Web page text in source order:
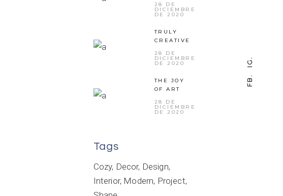
28 DE
DICIEMBRE
DE 2020
TRULY
CREATIVE
28 DE
DICIEMBRE
DE 2020
THE JOY
OF ART
28 DE
DICIEMBRE
DE 2020
Tags
Cozy Decor Design
Interior Modern Project
FB.
IG.